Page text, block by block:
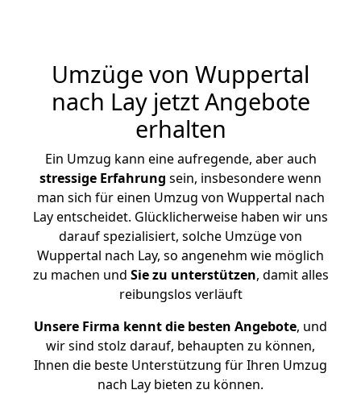
Umzüge von Wuppertal
nach Lay jetzt Angebote
erhalten
Ein Umzug kann eine aufregende, aber auch
stressige Erfahrung sein, insbesondere wenn
man sich für einen Umzug von Wuppertal nach
Lay entscheidet. Glücklicherweise haben wir uns
darauf spezialisiert, solche Umzüge von
Wuppertal nach Lay, so angenehm wie möglich
zu machen und Sie zu unterstützen, damit alles
reibungslos verläuft
Unsere Firma kennt die besten Angebote, und
wir sind stolz darauf, behaupten zu können,
Ihnen die beste Unterstützung für Ihren Umzug
nach Lay bieten zu können.